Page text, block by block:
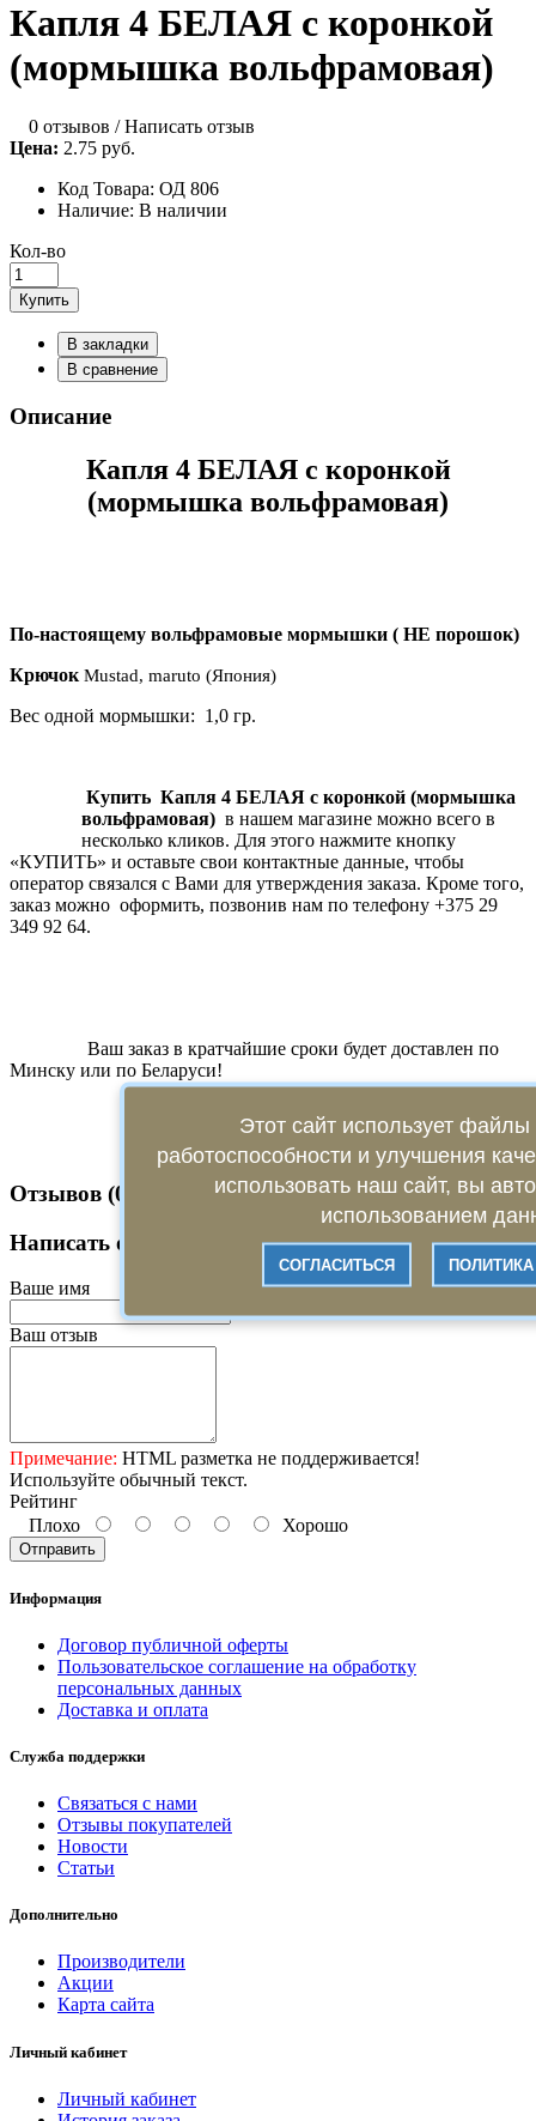
Капля 4 БЕЛАЯ с коронкой
(мормышка вольфрамовая)
0 отзывов /Написать отзыв
Цена: 2.75 руб.
Код Товара: ОД 806
Наличие: В наличии
Кол-во
Купить
В закладки
В сравнение
Описание
Капля 4 БЕЛАЯ с коронкой
(мормышка вольфрамовая)
По-настоящему вольфрамовые мормышки ( НЕ порошок)
Крючок Mustad, maruto (Япония)
Вес одной мормышки: 1,0 гр.
Купить Капля 4 БЕЛАЯ с коронкой (мормышка
вольфрамовая) в нашем магазине можно всего в
несколько кликов. Для этого нажмите кнопку
«КУПИТЬ» и оставьте свои контактные данные, чтобы
оператор связался с Вами для утверждения заказа. Кроме того,
заказ можно оформить, позвонив нам по телефону +375 29
349 92 64.
Ваш заказ в кратчайшие сроки будет доставлен по
Минску или по Беларуси!
Отзывов (0)
Написать отзыв
Ваше имя
Ваш отзыв
Примечание: HTML разметка не поддерживается!
Используйте обычный текст.
Рейтинг
Плохо
Хорошо
Отправить
Информация
Договор публичной оферты
Пользовательское соглашение на обработку
персональных данных
Доставка и оплата
Служба поддержки
Связаться с нами
Отзывы покупателей
Новости
Статьи
Дополнительно
Производители
Акции
Карта сайта
Личный кабинет
Личный кабинет
Этот сайт использует
работоспособности и улучшения
использовать наш сайт, вы
использованием
СОГЛАСИТЬСЯ